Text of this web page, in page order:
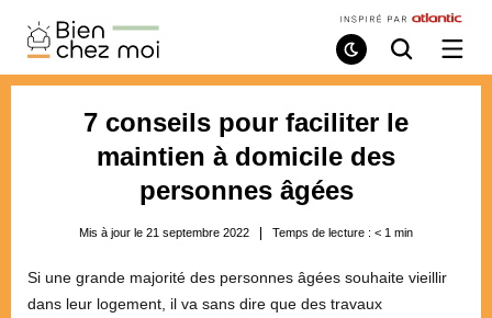
Bien
Chez
Moi
Mode
de
Recherche
/
7 conseils pour faciliter le
maintien à domicile des
personnes âgées
Mis à jour le 21 septembre 2022 Temps de lecture : < 1 min
Si une grande majorité des personnes âgées souhaite vieillir
dans leur logement, il va sans dire que des travaux